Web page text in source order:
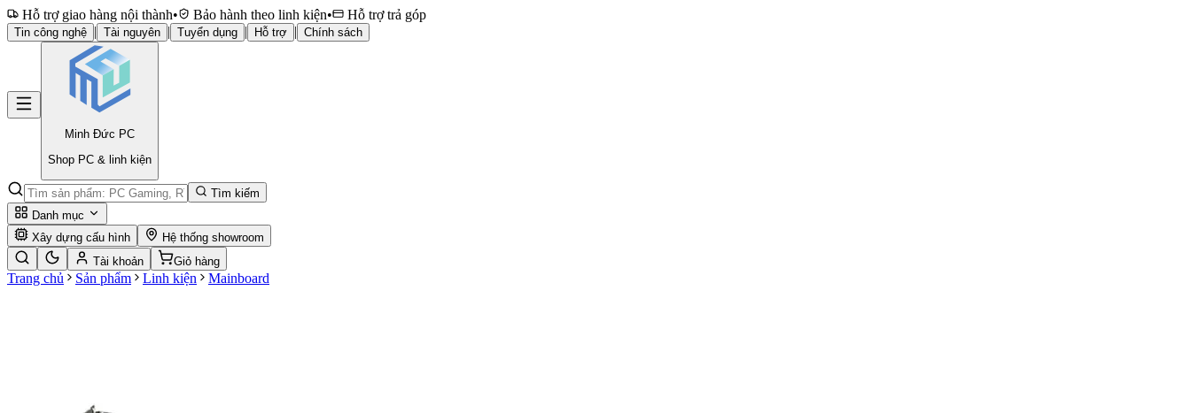
Hỗ trợ giao hàng nội thành• Bảo hành theo linh kiện• Hỗ trợ trả góp
Tin công nghệ | Tài nguyên | Tuyển dụng | Hỗ trợ | Chính sách
Minh Đức PC
Shop PC & linh kiện
Tìm kiếm
Danh mục
Xây dựng cấu hình
Hệ thống showroom
Tài khoản
Giỏ hàng
Trang chủ Sản phẩm Linh kiện Mainboard